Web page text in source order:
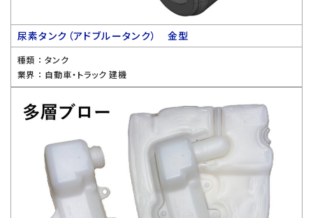
尿素タンク（アドブルータンク） 金型
種類 ： タンク
業界 ： 自動車・トラック 建機